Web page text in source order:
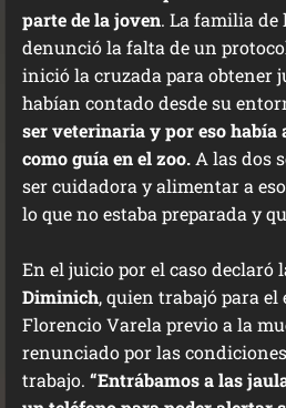
parte de la joven. La familia de
denunció la falta de un
inició la cruzada para obtener
habían contado desde su
ser veterinaria y por eso había
como guía en el zoo. A las dos
ser cuidadora y alimentar a
lo que no estaba preparada y
En el juicio por el caso declaró
Diminich, quien trabajó para
Florencio Varela previo a la
renunciado por las
trabajo. “Entrábamos a las